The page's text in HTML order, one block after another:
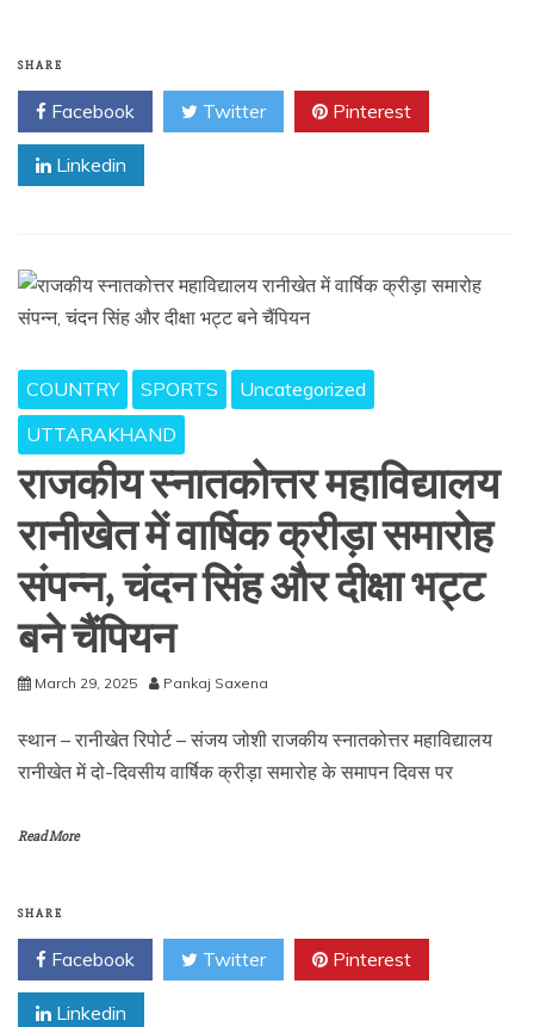
SHARE
Facebook Twitter Pinterest
Linkedin
COUNTRY SPORTS
Uncategorized
UTTARAKHAND
राजकीय स्नातकोत्तर महाविद्यालय
रानीखेत में वार्षिक क्रीड़ा समारोह
संपन्न, चंदन सिंह और दीक्षा भट्ट
बने चैंपियन
March 29, 2025 Pankaj Saxena
स्थान – रानीखेत रिपोर्ट – संजय जोशी राजकीय स्नातकोत्तर महाविद्यालय
रानीखेत में दो-दिवसीय वार्षिक क्रीड़ा समारोह के समापन दिवस पर
Read More
SHARE
Facebook Twitter Pinterest
Linkedin